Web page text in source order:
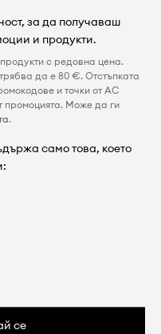
за да получаваш
и продукти.
с редовна цена.
да е 80 €. Отстъпката
и точки от AC
промоцията. Може да ги
.
само това, което
се